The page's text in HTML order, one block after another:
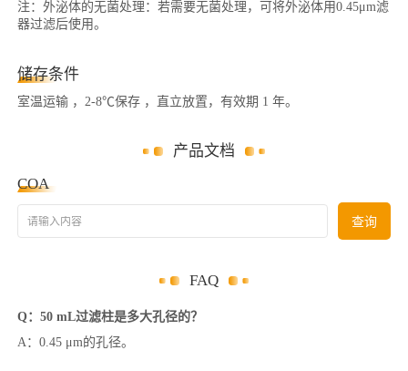
注：外泌体的无菌处理：若需要无菌处理，可将外泌体用0.45μm滤
器过滤后使用。
储存条件
室温运输 ，2-8℃保存 ，直立放置，有效期 1 年。
产品文档
COA
请输入内容 查询
FAQ
Q：50 mL过滤柱是多大孔径的？
A：0.45 μm的孔径。